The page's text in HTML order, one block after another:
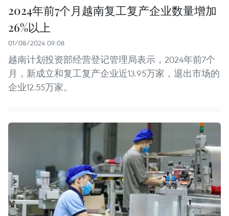
2024年前7个月越南复工复产企业数量增加
26%以上
01/08/2024 09:08
越南计划投资部经营登记管理局表示，2024年前7个
月，新成立和复工复产企业近13.95万家，退出市场的
企业12.55万家。